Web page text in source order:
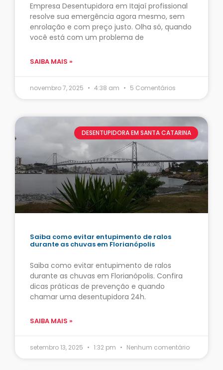
Empresa Desentupidora em Itajaí profissional
resolve sua emergência agora mesmo, sem
enrolação e com preço justo. Olha só, quando
você está com um problema de
SAIBA MAIS »
novembro 7, 2025 4:38 am 5 Comentários
DESENTUPIDORA EM SANTA CATARINA
Saiba como evitar entupimento de ralos
durante as chuvas em Florianópolis
Saiba como evitar entupimento de ralos
durante as chuvas em Florianópolis. Confira
dicas práticas de prevenção e quando
chamar uma desentupidora 24h.
SAIBA MAIS »
setembro 13, 2025 1:32 pm Nenhum comentário